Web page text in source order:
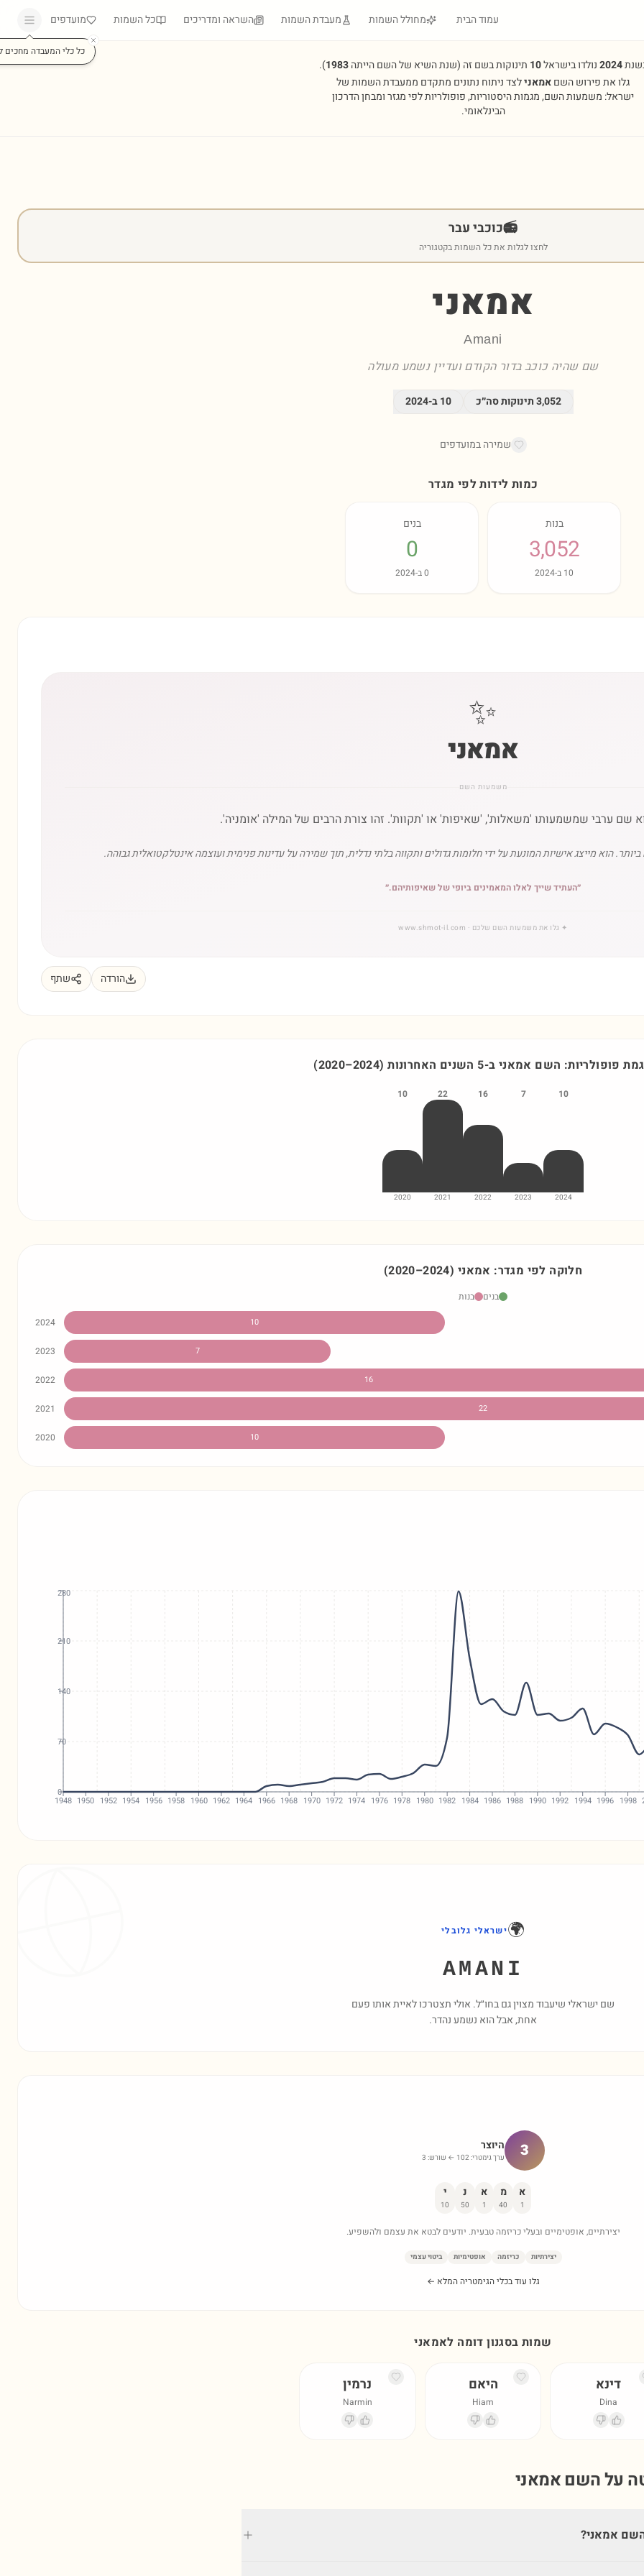
עמוד הבית מחולל השמות מעבדת השמות השראה ומדריכים כל השמות מועדפים
כל כלי המעבדה מחכים
2024נולדו בישראל10 תינוקות בשם זה (שנת השיא של השם הייתה1983
).
גלו את פירוש השםאמאנילצד ניתוח נתונים מתקדם ממעבדת השמות של
ישראל: משמעות השם, מגמות היסטוריות, פופולריות לפי מגזר ומבחן הדרכון
הבינלאומי.
📻כוכבי עבר
לחצו לגלות את כל השמות בקטגוריה
אמאני
Amani
שם שהיה כוכב בדור הקודם ועדיין נשמע מעולה
3,052תינוקות סה״כ 10ב-2024
שמירה במועדפים
כמות לידות לפי מגדר
בנות
3,052
10 ב-2024
בנים
0
0ב-2024
✨
אמאני
משמעות השם
שם ערבי שמשמעותו 'משאלות', 'שאיפות' או 'תקוות'. זהו צורת הרבים של המילה 'אומניה'.
הוא מייצג אישיות המונעת על ידי חלומות גדולים ותקווה בלתי נדלית, תוך שמירה על עדינות פנימית ועוצמה אינטלקטואלית גבוהה.
״העתיד שייך לאלו המאמינים ביופי של שאיפותיהם.״
✦ גלו את משמעות השם שלכם · www.shmot-il.com
הורדה שתף
פופולריות: השם אמאני ב-5 השנים האחרונות (2020–2024)
10
2024
7
2023
16
2022
22
2021
10
2020
חלוקה לפי מגדר: אמאני (2020–2024)
בנים
בנות
2024
10
2023 7
2022 16
2021 22
2020 10
1948 1950 1952 1954 1956 1958 1960 1962 1964 1966 1968 1970 1972 1974 1976 1978 1980 1982 1984 1986 1988 1990 1992 1994 1996 1998
0
70
140
210
280
🌍ישראלי גלובלי
AMANI
שם ישראלי שיעבוד מצוין גם בחו״ל. אולי תצטרכו לאיית אותו פעם
אחת, אבל הוא נשמע נהדר.
3 היוצר
ערך גימטרי:102 ← שורש: 3
א
1
מ
40
א
1
נ
50
י
10
יצירתיים, אופטימיים ובעלי כריזמה טבעית. יודעים לבטא את עצמם ולהשפיע.
יצירתיות כריזמה אופטימיות ביטוי עצמי
גלו עוד בכלי הגימטריה המלא ←
שמות בסגנון דומה לאמאני
דינא
Dina
היאם
Hiam
נרמין
Narmin
על השם אמאני
אמאני?